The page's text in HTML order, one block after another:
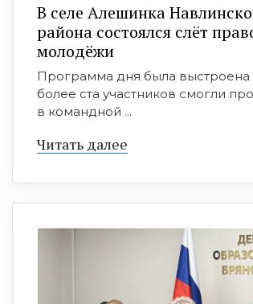
В селе Алешинка
района состоялся слёт
молодёжи
Программа дня была выстроена
более ста участников смогли
в командной ...
Читать далее